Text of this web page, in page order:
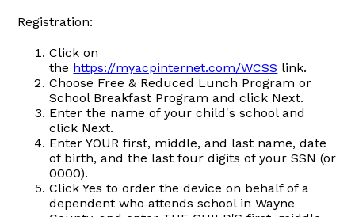
Registration:
Click on
the https://myacpinternet.com/WCSS link.
Choose Free & Reduced Lunch Program or
School Breakfast Program and click Next.
Enter the name of your child's school and
click Next.
Enter YOUR first, middle, and last name, date
of birth, and the last four digits of your SSN (or
0000).
Click Yes to order the device on behalf of a
dependent who attends school in Wayne